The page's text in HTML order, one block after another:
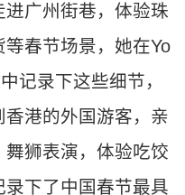
广州街巷，体验珠
春节场景，她在Yo
记录下这些细节，
港的外国游客，亲
狮表演，体验吃饺
下了中国春节最具